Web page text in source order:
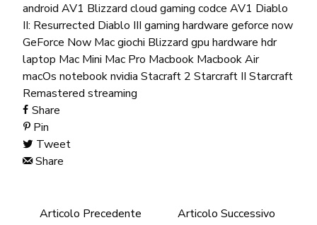
android AV1 Blizzard cloud gaming codce AV1 Diablo
II: Resurrected Diablo III gaming hardware geforce now
GeForce Now Macgiochi Blizzard gpu hardware hdr
laptop Mac Mini Mac Pro Macbook Macbook Air
macOs notebooknvidia Stacraft 2 Starcraft II Starcraft
Remastered streaming
Share
Pin
Tweet
Share
Articolo Precedente
Articolo Successivo